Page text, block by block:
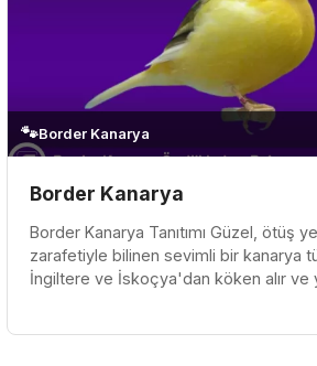
🐾Border Kanarya
Border Kanarya
Border Kanarya Tanıtımı Güzel, ötüş
zarafetiyle bilinen sevimli bir kanarya
İngiltere ve İskoçya'dan köken alır ve